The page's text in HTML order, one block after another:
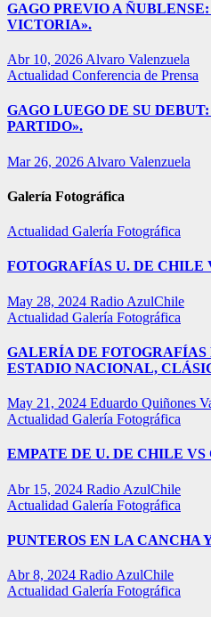
GAGO PREVIO A
VICTORIA».
Abr 10, 2026 Alvaro Valenzuela
Actualidad Conferencia de Prensa
GAGO LUEGO DE SU
PARTIDO».
Mar 26, 2026 Alvaro Valenzuela
Galería Fotográfica
Actualidad Galería Fotográfica
FOTOGRAFÍAS U. DE CHILE
May 28, 2024 Radio AzulChile
Actualidad Galería Fotográfica
GALERÍA DE FOTOGRAFÍAS
ESTADIO NACIONAL,
May 21, 2024 Eduardo Quiñones
Actualidad Galería Fotográfica
EMPATE DE U. DE CHILE VS
Abr 15, 2024 Radio AzulChile
Actualidad Galería Fotográfica
PUNTEROS EN LA CANCHA
Abr 8, 2024 Radio AzulChile
Actualidad Galería Fotográfica